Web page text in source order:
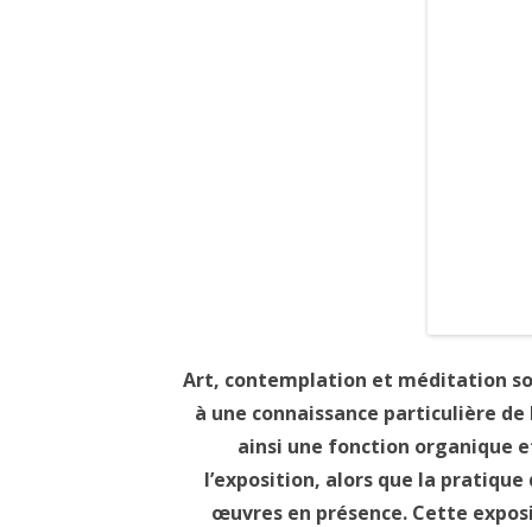
Art, contemplation et méditation
à une connaissance particulière
ainsi une fonction organique
l’exposition, alors que la
œuvres en présence. Cette